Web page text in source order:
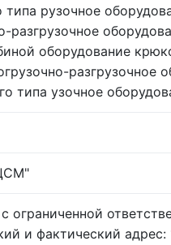
типа рузочное
разгрузочное
оборудование
разгрузочное
типа узочное
ограниченной
и фактический